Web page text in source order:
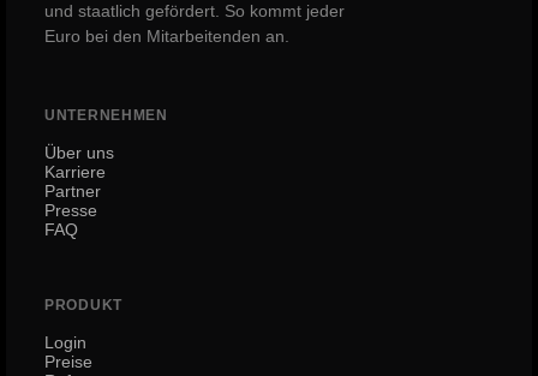
und staatlich gefördert. So kommt jeder
Euro bei den Mitarbeitenden an.
UNTERNEHMEN
Über uns
Karriere
Partner
Presse
FAQ
PRODUKT
Login
Preise